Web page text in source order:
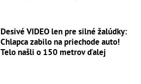
Desivé VIDEO len pre silné žalúdky:
Chlapca zabilo na priechode auto!
Telo našli o 150 metrov ďalej